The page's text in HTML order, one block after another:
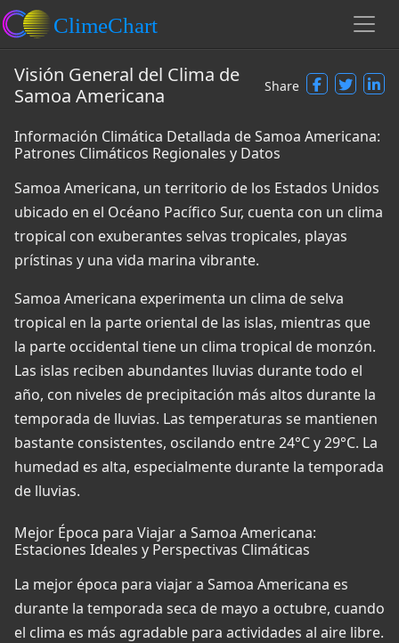
Visión General del Clima de
Samoa Americana
Share
Información Climática Detallada de Samoa Americana:
Patrones Climáticos Regionales y Datos
Samoa Americana, un territorio de los Estados Unidos
ubicado en el Océano Pacífico Sur, cuenta con un clima
tropical con exuberantes selvas tropicales, playas
prístinas y una vida marina vibrante.
Samoa Americana experimenta un clima de selva
tropical en la parte oriental de las islas, mientras que
la parte occidental tiene un clima tropical de monzón.
Las islas reciben abundantes lluvias durante todo el
año, con niveles de precipitación más altos durante la
temporada de lluvias. Las temperaturas se mantienen
bastante consistentes, oscilando entre 24°C y 29°C. La
humedad es alta, especialmente durante la temporada
de lluvias.
Mejor Época para Viajar a Samoa Americana:
Estaciones Ideales y Perspectivas Climáticas
La mejor época para viajar a Samoa Americana es
durante la temporada seca de mayo a octubre, cuando
el clima es más agradable para actividades al aire libre.